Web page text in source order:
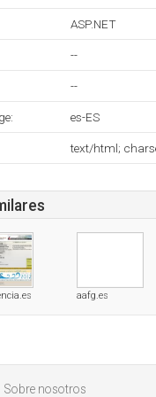
ASP.NET
--
--
es-ES
text/html;
aafg.es
Sobre nosotros